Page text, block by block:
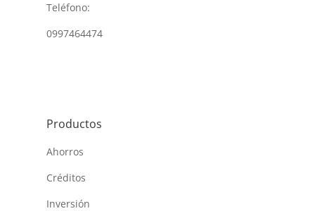
Teléfono:
0997464474
Productos
Ahorros
Créditos
Inversión